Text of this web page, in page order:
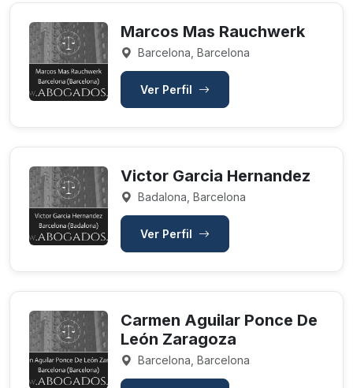
Marcos Mas Rauchwerk
Barcelona, Barcelona
Ver Perfil
Victor Garcia Hernandez
Badalona, Barcelona
Ver Perfil
Carmen Aguilar Ponce De
León Zaragoza
Barcelona, Barcelona